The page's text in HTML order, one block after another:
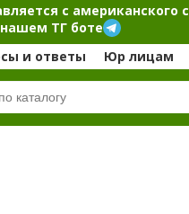
с американского
ТГ боте
и ответы Юр лицам